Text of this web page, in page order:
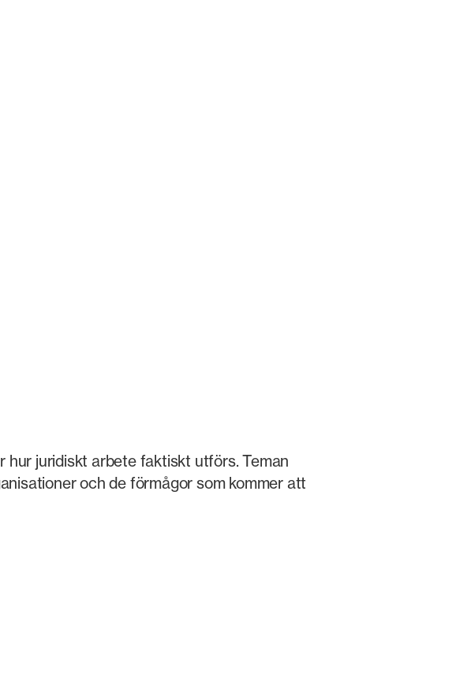
hur juridiskt arbete faktiskt utförs. Teman
och de förmågor som kommer att